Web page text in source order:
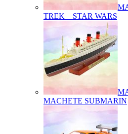
TREK – STAR WARS
MACHETE SUBMARIN